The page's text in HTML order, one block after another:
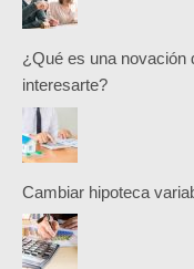
¿Qué es una novación
interesarte?
Cambiar hipoteca